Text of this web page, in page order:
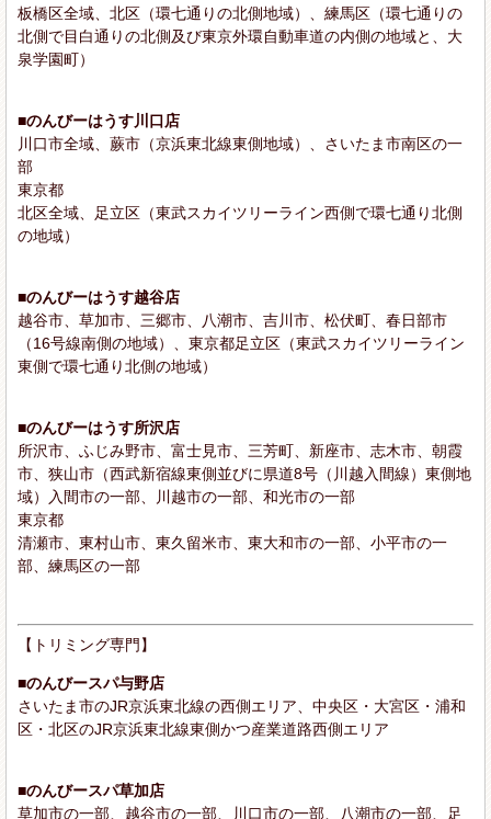
板橋区全域、北区（環七通りの北側地域）、練馬区（環七通りの
北側で目白通りの北側及び東京外環自動車道の内側の地域と、大
泉学園町）
■のんびーはうす川口店
川口市全域、蕨市（京浜東北線東側地域）、さいたま市南区の一
部
東京都
北区全域、足立区（東武スカイツリーライン西側で環七通り北側
の地域）
■のんびーはうす越谷店
越谷市、草加市、三郷市、八潮市、吉川市、松伏町、春日部市
（16号線南側の地域）、東京都足立区（東武スカイツリーライン
東側で環七通り北側の地域）
■のんびーはうす所沢店
所沢市、ふじみ野市、富士見市、三芳町、新座市、志木市、朝霞
市、狭山市（西武新宿線東側並びに県道8号（川越入間線）東側地
域）入間市の一部、川越市の一部、和光市の一部
東京都
清瀬市、東村山市、東久留米市、東大和市の一部、小平市の一
部、練馬区の一部
【トリミング専門】
■のんびースパ与野店
さいたま市のJR京浜東北線の西側エリア、中央区・大宮区・浦和
区・北区のJR京浜東北線東側かつ産業道路西側エリア
■のんびースパ草加店
草加市の一部、越谷市の一部、川口市の一部、八潮市の一部、足